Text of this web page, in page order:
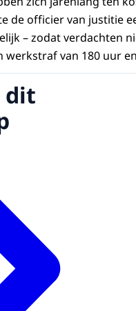
de officier van justitie
– zodat verdachten
van 180 uur
dit